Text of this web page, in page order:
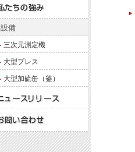
設備
三次元測定機
大型プレス
大型加硫缶（釜）